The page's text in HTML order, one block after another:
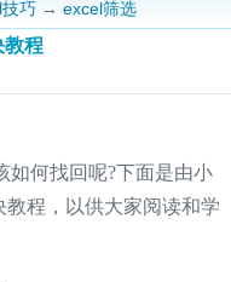
巧 → excel筛选
教程
如何找回呢?下面是由小
教程，以供大家阅读和学